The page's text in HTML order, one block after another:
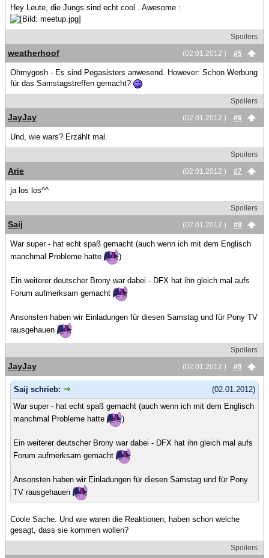
Hey Leute, die Jungs sind echt cool . Awesome :
Spoilers
(02.01.2012 )
#5
weatherhoof
Ohmygosh - Es sind Pegasisters anwesend. However: Schon Werbung
für das Samstagstreffen gemacht?
Spoilers
(02.01.2012 )
#6
JayJay
Und, wie wars? Erzählt mal.
Spoilers
(02.01.2012 )
#7
Arie
ja los los^^
Spoilers
(02.01.2012 )
#8
Saij
War super - hat echt spaß gemacht (auch wenn ich mit dem Englisch
manchmal Probleme hatte
)
Ein weiterer deutscher Brony war dabei - DFX hat ihn gleich mal aufs
Forum aufmerksam gemacht
Ansonsten haben wir Einladungen für diesen Samstag und für Pony TV
rausgehauen
Spoilers
(02.01.2012 )
#9
JayJay
(02.01.2012)
Saij schrieb:
War super - hat echt spaß gemacht (auch wenn ich mit dem Englisch
manchmal Probleme hatte
)
Ein weiterer deutscher Brony war dabei - DFX hat ihn gleich mal aufs
Forum aufmerksam gemacht
Ansonsten haben wir Einladungen für diesen Samstag und für Pony
TV rausgehauen
Coole Sache. Und wie waren die Reaktionen, haben schon welche
gesagt, dass sie kommen wollen?
Spoilers